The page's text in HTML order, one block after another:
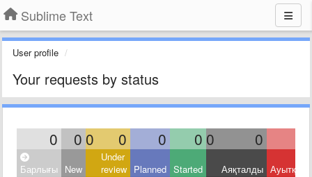
Sublime Text
User profile
Your requests by status
0 0 0 0 0 0 0 0
Барлығы New
Under
review Planned Started Аяқталды